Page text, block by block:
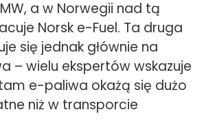
a w Norwegii nad tą
Norsk e-Fuel. Ta druga
się jednak głównie na
– wielu ekspertów wskazuje
e-paliwa okażą się dużo
niż w transporcie